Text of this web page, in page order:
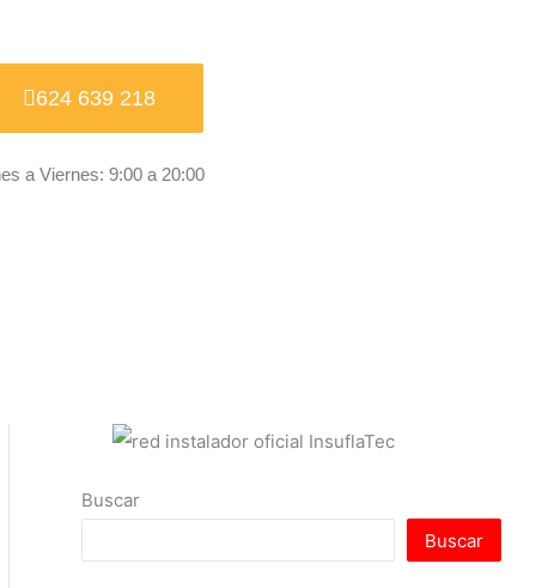
624 639 218
a Viernes: 9:00 a 20:00
Buscar
Buscar